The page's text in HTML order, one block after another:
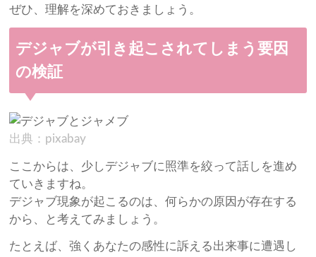
ぜひ、理解を深めておきましょう。
デジャブが引き起こされてしまう要因
の検証
出典：pixabay
ここからは、少しデジャブに照準を絞って話しを進め
ていきますね。
デジャブ現象が起こるのは、何らかの原因が存在する
から、と考えてみましょう。
たとえば、強くあなたの感性に訴える出来事に遭遇し